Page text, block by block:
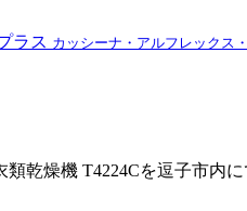
ラス カッシーナ・アルフレックス
乾燥機 T4224Cを逗子市内に